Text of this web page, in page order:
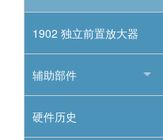
1902 独立前置放大器
辅助部件
硬件历史